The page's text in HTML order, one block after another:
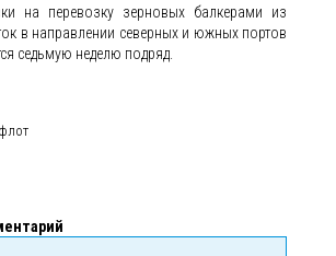
на перевозку зерновых балкерами из
в направлении северных и южных портов
седьмую неделю подряд.